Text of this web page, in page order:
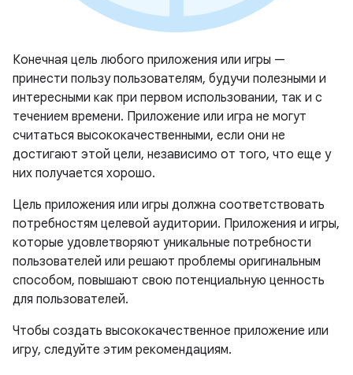
Конечная цель любого приложения или игры —
принести пользу пользователям, будучи полезными и
интересными как при первом использовании, так и с
течением времени. Приложение или игра не могут
считаться высококачественными, если они не
достигают этой цели, независимо от того, что еще у
них получается хорошо.
Цель приложения или игры должна соответствовать
потребностям целевой аудитории. Приложения и игры,
которые удовлетворяют уникальные потребности
пользователей или решают проблемы оригинальным
способом, повышают свою потенциальную ценность
для пользователей.
Чтобы создать высококачественное приложение или
игру, следуйте этим рекомендациям.